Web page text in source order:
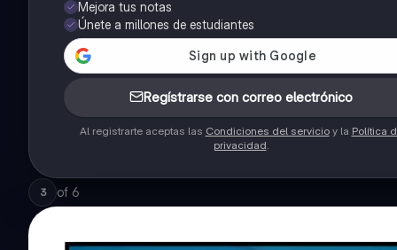
Mejora tus notas
Únete a millones de estudiantes
Regístrarse con correo electrónico
Al registrarte aceptas las Condiciones del servicioy la Política
privacidad
3 of 6